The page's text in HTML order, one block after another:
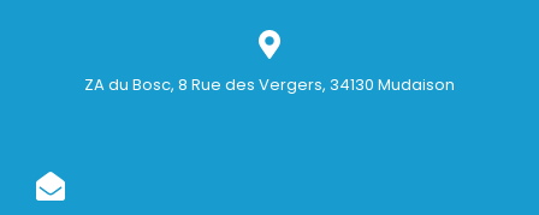
ZA du Bosc, 8 Rue des Vergers, 34130 Mudaison